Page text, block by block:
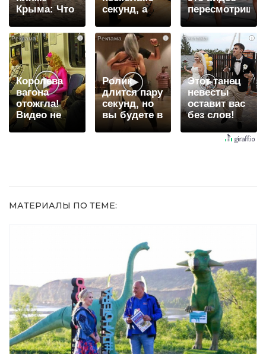
Крыма: Что
люди
вытворяют,
когда их не
видят...
секунд, а
смеяться
вы будете
долго
пересмотришь
не раз
i
Королева
вагона
отожгла!
Видео не
оставит
i
Ролик
длится пару
секунд, но
вы будете в
шоке от
i
Этот танец
невесты
оставит вас
без слов!
Пересмотрела
МАТЕРИАЛЫ ПО ТЕМЕ: